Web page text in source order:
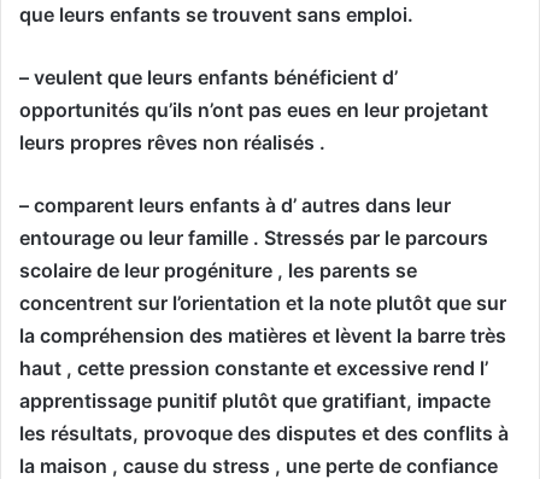
que leurs enfants se trouvent sans emploi.
– veulent que leurs enfants bénéficient d’
opportunités qu’ils n’ont pas eues en leur projetant
leurs propres rêves non réalisés .
– comparent leurs enfants à d’ autres dans leur
entourage ou leur famille . Stressés par le parcours
scolaire de leur progéniture , les parents se
concentrent sur l’orientation et la note plutôt que sur
la compréhension des matières et lèvent la barre très
haut , cette pression constante et excessive rend l’
apprentissage punitif plutôt que gratifiant, impacte
les résultats, provoque des disputes et des conflits à
la maison , cause du stress , une perte de confiance